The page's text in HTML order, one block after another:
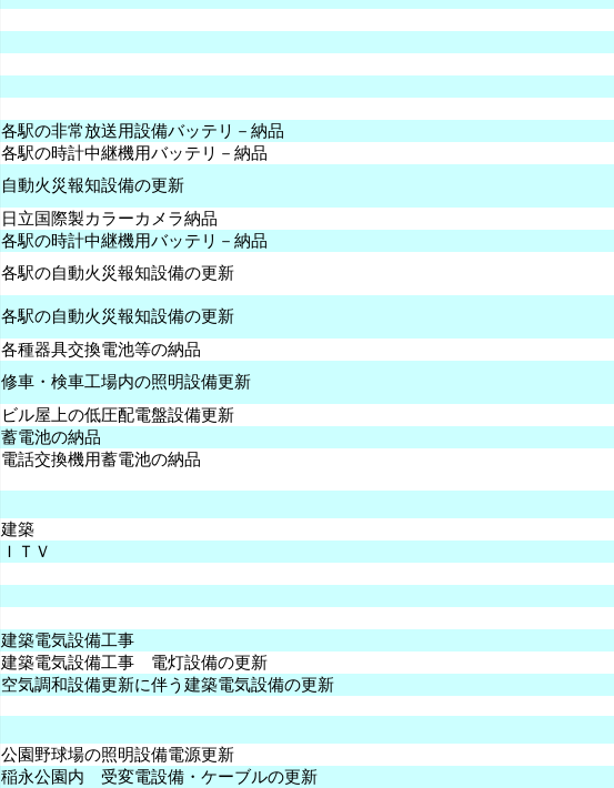
各駅の非常放送用設備バッテリ－納品
各駅の時計中継機用バッテリ－納品
自動火災報知設備の更新
日立国際製カラーカメラ納品
各駅の時計中継機用バッテリ－納品
各駅の自動火災報知設備の更新
各駅の自動火災報知設備の更新
各種器具交換電池等の納品
修車・検車工場内の照明設備更新
ビル屋上の低圧配電盤設備更新
蓄電池の納品
電話交換機用蓄電池の納品
建築
ＩＴＶ
建築電気設備工事
建築電気設備工事 電灯設備の更新
空気調和設備更新に伴う建築電気設備の更新
公園野球場の照明設備電源更新
稲永公園内 受変電設備・ケーブルの更新